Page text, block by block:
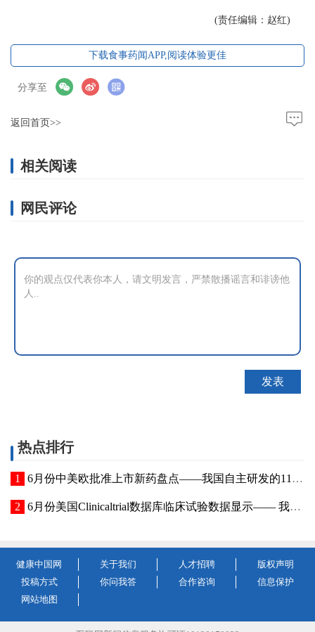
(责任编辑：赵红)
下载食事药闻APP,阅读体验更佳
分享至
返回首页>>
相关阅读
网民评论
热点排行
6月份中美欧批准上市新药盘点——我国自主研发的11款新药在全球范围内首次获批上市
6月份美国Clinicaltrial数据库临床试验数据显示—— 我国三家药企研发活跃度跻身全球前十
健康中国网 关于我们 人才招聘
版权声明
投稿方式
你问我答 合作咨询
信息保护
网站地图